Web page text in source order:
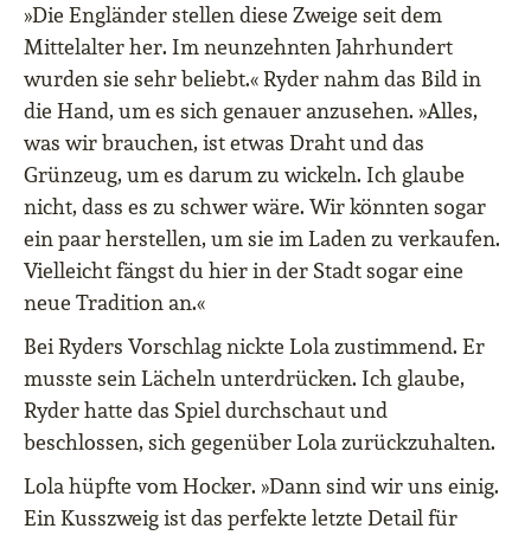
»Die Engländer stellen diese Zweige seit dem
Mittelalter her. Im neunzehnten Jahrhundert
wurden sie sehr beliebt.« Ryder nahm das Bild in
die Hand, um es sich genauer anzusehen. »Alles,
was wir brauchen, ist etwas Draht und das
Grünzeug, um es darum zu wickeln. Ich glaube
nicht, dass es zu schwer wäre. Wir könnten sogar
ein paar herstellen, um sie im Laden zu verkaufen.
Vielleicht fängst du hier in der Stadt sogar eine
neue Tradition an.«
Bei Ryders Vorschlag nickte Lola zustimmend. Er
musste sein Lächeln unterdrücken. Ich glaube,
Ryder hatte das Spiel durchschaut und
beschlossen, sich gegenüber Lola zurückzuhalten.
Lola hüpfte vom Hocker. »Dann sind wir uns einig.
Ein Kusszweig ist das perfekte letzte Detail für